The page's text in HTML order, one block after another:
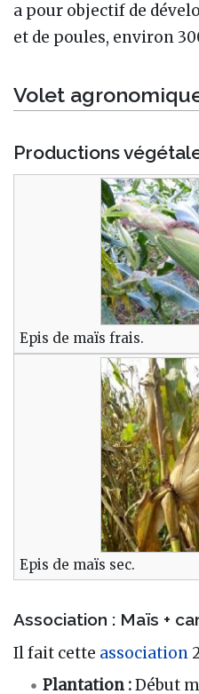
a pour objectif de
et de poules, environ
Volet
Productions
Epis de maïs frais.
Epis de maïs sec.
Association : Maïs +
Il fait cette association
Plantation :Début